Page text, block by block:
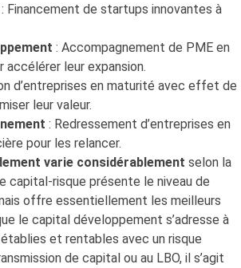
: Financement de startups innovantes à
: Accompagnement de PME en
accélérer leur expansion.
d’entreprises en maturité avec effet de
leur valeur.
: Redressement d’entreprises en
pour les relancer.
varie considérablement selon la
capital-risque présente le niveau de
offre essentiellement les meilleurs
le capital développement s’adresse à
et rentables avec un risque
de capital ou au LBO, il s’agit